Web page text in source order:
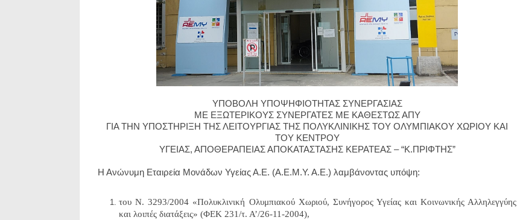
ΥΠΟΒΟΛΗ ΥΠΟΨΗΦΙΟΤΗΤΑΣ ΣΥΝΕΡΓΑΣΙΑΣ
ΜΕ ΕΞΩΤΕΡΙΚOΥΣ ΣΥΝΕΡΓΑΤΕΣ ΜΕ ΚΑΘΕΣΤΩΣ ΑΠΥ
ΓΙΑ ΤΗΝ ΥΠΟΣΤΗΡΙΞΗ ΤΗΣ ΛΕΙΤΟΥΡΓΙΑΣ ΤΗΣ ΠΟΛΥΚΛΙΝΙΚΗΣ ΤΟΥ ΟΛΥΜΠΙΑΚΟΥ ΧΩΡΙΟΥ ΚΑΙ
ΤΟΥ ΚΕΝΤΡΟΥ
ΥΓΕΙΑΣ, ΑΠΟΘΕΡΑΠΕΙΑΣ ΑΠΟΚΑΤΑΣΤΑΣΗΣ ΚΕΡΑΤΕΑΣ – “Κ.ΠΡΙΦΤΗΣ”
Η Ανώνυμη Εταιρεία Μονάδων Υγείας Α.Ε. (Α.Ε.Μ.Υ. Α.Ε.) λαμβάνοντας υπόψη:
του Ν. 3293/2004 «Πολυκλινική Ολυμπιακού Χωριού, Συνήγορος Υγείας και Κοινωνικής Αλληλεγγύης
και λοιπές διατάξεις» (ΦΕΚ 231/τ. Α’/26-11-2004),